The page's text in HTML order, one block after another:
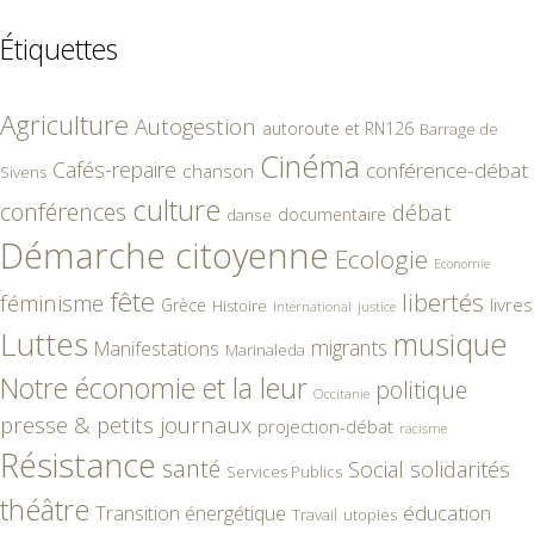
Étiquettes
Agriculture Autogestion autoroute et RN126 Barrage de
Sivens Cafés-repaire chanson Cinéma conférence-débat
conférences culture danse documentaire débat
Démarche citoyenne Ecologie Economie
féminisme fête Grèce Histoire International justice libertés livres
Luttes Manifestations Marinaleda migrants musique
Notre économie et la leur Occitanie politique
presse & petits journaux projection-débat racisme
Résistance santé Services Publics Social solidarités
théâtre Transition énergétique Travail utopies éducation